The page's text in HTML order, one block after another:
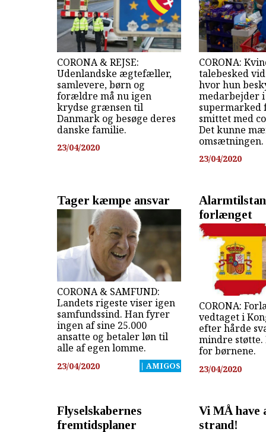
CORONA & REJSE:
Udenlandske ægtefæller,
samlevere, børn og
forældre må nu igen
krydse grænsen til
Danmark og besøge deres
danske familie.
23/04/2020
CORONA:
talebesked
hvor hun
medarbejder i
smittet med
Det kunne
omsætningen.
23/04/2020
Tager kæmpe ansvar
CORONA & SAMFUND:
Landets rigeste viser igen
samfundssind. Han fyrer
ingen af sine 25.000
ansatte og betaler løn til
alle af egen lomme.
23/04/2020 | AMIGOS
forlænget
CORONA:
vedtaget i
efter hårde
mindre
for børnene.
23/04/2020
Flyselskabernes
fremtidsplaner
Vi MÅ have
strand!